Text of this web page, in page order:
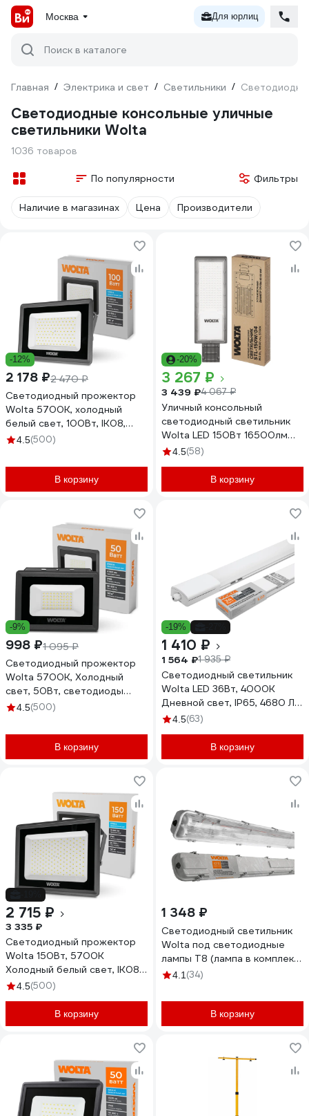
Москва Для юрлиц
Поиск в каталоге
Главная / Электрика и свет / Светильники /
Светодиодные консольные уличные
светильники Wolta
1036 товаров
По популярности Фильтры
Наличие в магазинах Цена Производители
-12%
2 178 ₽2 470 ₽
Светодиодный прожектор
Wolta 5700K, холодный
белый свет, 100Вт, IK08,
SMD IP 65, серый WFL-
4.5(500)
В корзину
-20%
3 267 ₽
3 439 ₽4 067 ₽
Уличный консольный
светодиодный светильник
Wolta LED 150Вт 16500лм
5700К Холодный свет IP65
4.5(58)
В корзину
-9%
998 ₽1 095 ₽
Светодиодный прожектор
Wolta 5700K, Холодный
свет, 50Вт, светодиоды
SMD, IP65, цвет серый WFL-
4.5(500)
В корзину
-19%
1 410 ₽
1 564 ₽1 935 ₽
Светодиодный светильник
Wolta LED 36Вт, 4000К
Дневной свет, IP65, 4680 Лм
WPL36-4K120-01
4.5(63)
В корзину
2 715 ₽
3 335 ₽
Светодиодный прожектор
Wolta 150Вт, 5700К
Холодный белый свет, IK08,
90лм/Вт, IP65 WFL-150W/06
4.5(500)
В корзину
1 348 ₽
Светодиодный светильник
Wolta под светодиодные
лампы T8 (лампа в комплект
не входит) IP65, мощность
4.1 (34)
В корзину